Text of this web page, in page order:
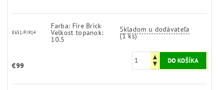
8651/FIR14
Farba: Fire Brick
Velkost topanok:
10.5
Skladom u dodávateľa
(1 ks)
€99